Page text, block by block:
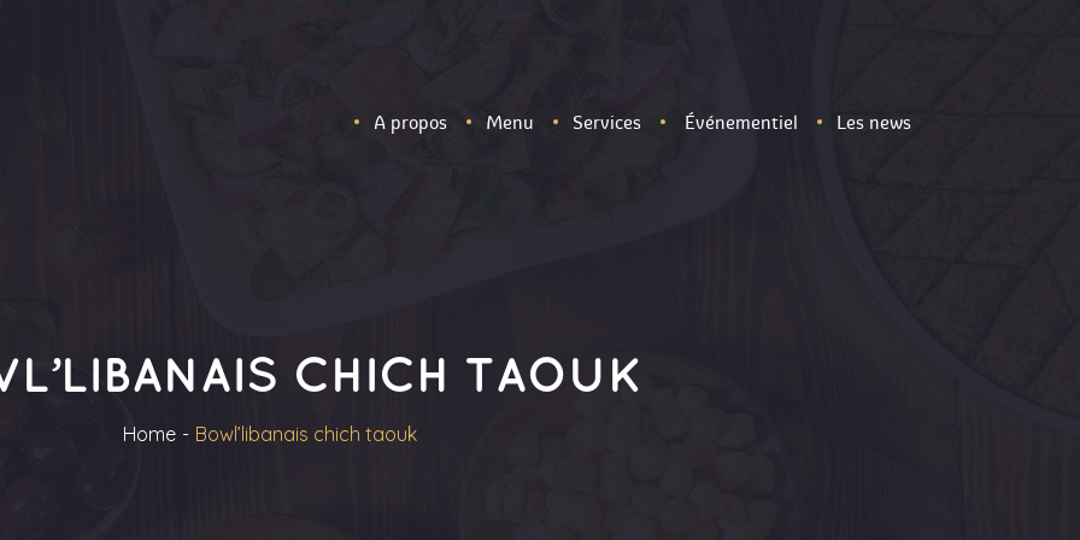
A propos Menu Services Événementiel Les news
CHICH TAOUK
Home Bowl’libanais chich taouk